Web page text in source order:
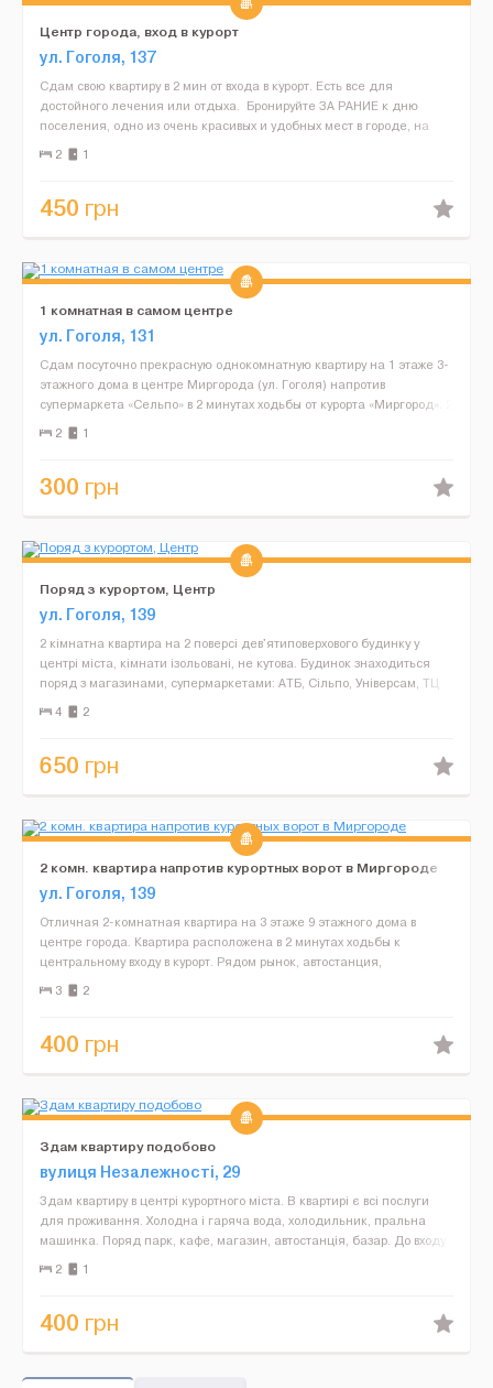
Центр города, вход в курорт
ул. Гоголя, 137
Сдам свою квартиру в 2 мин от входа в курорт. Есть все для
достойного лечения или отдыха. Бронируйте ЗА РАНИЕ к дню
поселения, одно из очень красивых и удобных мест в городе, на
посиление необходимо иметь с собой паспорт. Пр...
2 1
450 грн
1 комнатная в самом центре
ул. Гоголя, 131
Сдам посуточно прекрасную однокомнатную квартиру на 1 этаже 3-
этажного дома в центре Миргорода (ул. Гоголя) напротив
супермаркета «Сельпо» в 2 минутах ходьбы от курорта «Миргород». 2
раздельных спальных мес...
2 1
300 грн
Поряд з курортом, Центр
ул. Гоголя, 139
2 кімнатна квартира на 2 поверсі дев'ятиповерхового будинку у
центрі міста, кімнати ізольовані, не кутова. Будинок знаходиться
поряд з магазинами, супермаркетами: АТБ, Cільпо, Універсам, ТЦ
"МИР", їдальня, піцерія, ринок, зупинка ...
4 2
650 грн
2 комн. квартира напротив курортных ворот в Миргороде
ул. Гоголя, 139
Отличная 2-комнатная квартира на 3 этаже 9 этажного дома в
центре города. Квартира расположена в 2 минутах ходьбы к
центральному входу в курорт. Рядом рынок, автостанция,
супермаркет «Сельпо», кафе, ресторан. Квартира ...
3 2
400 грн
Здам квартиру подобово
вулиця Незалежності, 29
Здам квартиру в центрі курортного міста. В квартирі є всі послуги
для проживання. Холодна і гаряча вода, холодильник, пральна
машинка. Поряд парк, кафе, магазин, автостанція, базар. До входу
на курорт 5 хв. Світло не вимикають. Ро...
2 1
400 грн